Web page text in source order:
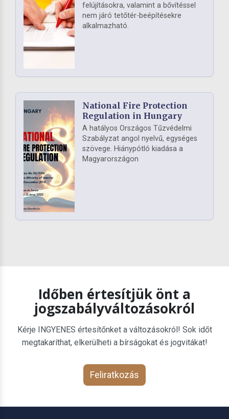
felújításokra, valamint a bővítéssel
nem járó tetőtér-beépítésekre
alkalmazható.
National Fire Protection
Regulation in Hungary
A hatályos Országos Tűzvédelmi
Szabályzat angol nyelvű, egységes
szövege. Hiánypótló kiadása a
Magyarországon
Időben értesítjük önt a
jogszabályváltozásokról
Kérje INGYENES értesítőnket a változásokról! Sok időt
megtakaríthat, elkerülheti a bírságokat és jogvitákat!
Feliratkozás